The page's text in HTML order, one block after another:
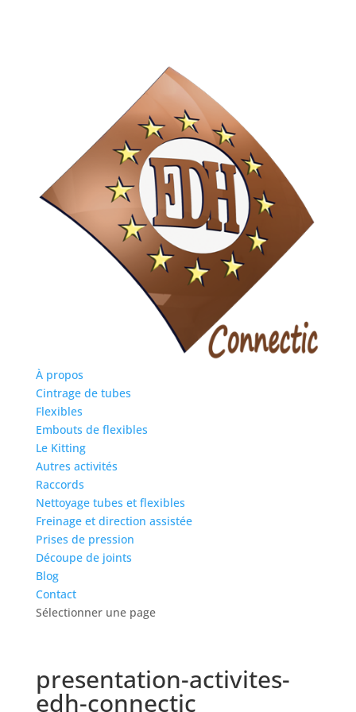
À propos
Cintrage de tubes
Flexibles
Embouts de flexibles
Le Kitting
Autres activités
Raccords
Nettoyage tubes et flexibles
Freinage et direction assistée
Prises de pression
Découpe de joints
Blog
Contact
Sélectionner une page
presentation-activites-
edh-connectic